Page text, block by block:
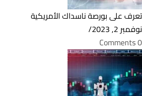
تعرف على بورصة ناسداك الأمريكية
نوفمبر 2, 2023
/
0 Comments